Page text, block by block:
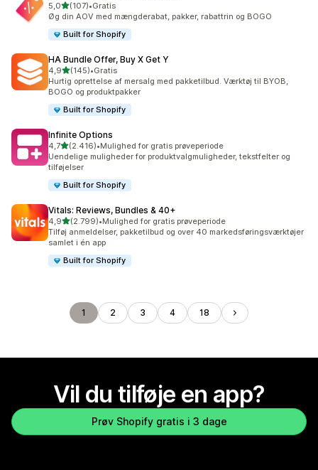
5,0ud af 5 stjerner
(107)
107 anmeldelser i alt
•Gratis
Øg din AOV med mængderabat, pakker, rabattrin og BOGO
Built for Shopify
HA Bundle Offer, Buy X Get Y
4,9ud af 5 stjerner
(145)
145 anmeldelser i alt
•Gratis
Hurtig oprettelse af mersalg med pakketilbud. Værktøj til BYOB,
BOGO og produktpakker
Built for Shopify
Infinite Options
4,7ud af 5 stjerner
(2.416)
2416 anmeldelser i alt
•Mulighed for gratis prøveperiode
Uendelige muligheder for produktvalgmuligheder, tekstfelter og
tilføjelser
Built for Shopify
Vitals: Reviews, Bundles & 40+
4,9ud af 5 stjerner
(2.799)
2799 anmeldelser i alt
•Mulighed for gratis prøveperiode
Tilføj anmeldelser, pakketilbud og over 40 markedsføringsværktøjer
samlet i én app
Built for Shopify
1 2 3 4 18
Vil du tilføje en app?
Prøv Shopify gratis i 3 dage